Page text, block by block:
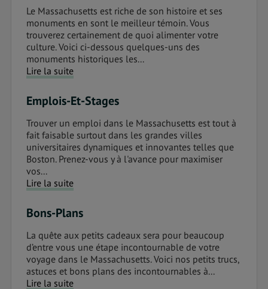
Le Massachusetts est riche de son histoire et ses
monuments en sont le meilleur témoin. Vous
trouverez certainement de quoi alimenter votre
culture. Voici ci-dessous quelques-uns des
monuments historiques les...
Lire la suite
Emplois-Et-Stages
Trouver un emploi dans le Massachusetts est tout à
fait faisable surtout dans les grandes villes
universitaires dynamiques et innovantes telles que
Boston. Prenez-vous y à l'avance pour maximiser
vos...
Lire la suite
Bons-Plans
La quête aux petits cadeaux sera pour beaucoup
d’entre vous une étape incontournable de votre
voyage dans le Massachusetts. Voici nos petits trucs,
astuces et bons plans des incontournables à...
Lire la suite